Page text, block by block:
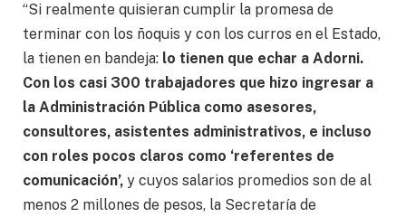
“Si realmente quisieran cumplir la promesa de
terminar con los ñoquis y con los curros en el Estado,
la tienen en bandeja: lo tienen que echar a Adorni.
Con los casi 300 trabajadores que hizo ingresar a
la Administración Pública como asesores,
consultores, asistentes administrativos, e incluso
con roles pocos claros como ‘referentes de
comunicación’, y cuyos salarios promedios son de al
menos 2 millones de pesos, la Secretaría de